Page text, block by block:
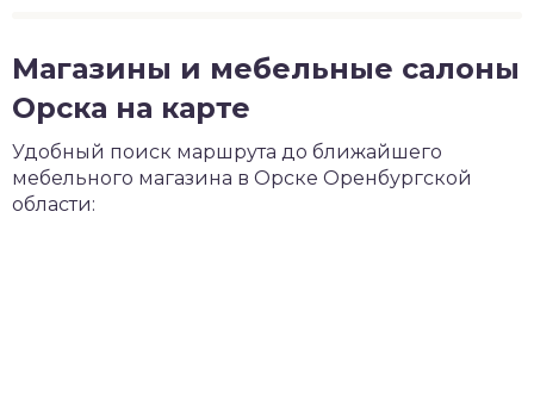
Магазины и мебельные салоны
Орска на карте
Удобный поиск маршрута до ближайшего
мебельного магазина в Орске Оренбургской
области: